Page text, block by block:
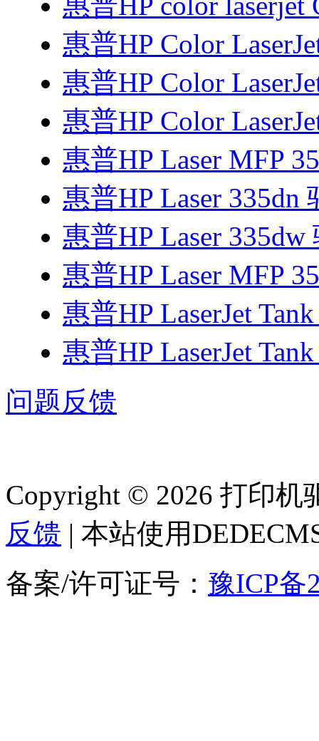
惠普HP Color
惠普HP Color
惠普HP Color
惠普HP Laser MFP
惠普HP Laser 335dn
惠普HP Laser 335dw
惠普HP Laser MFP
惠普HP LaserJet
惠普HP LaserJet
问题反馈
Copyright © 2026 打印
反馈 | 本站使用
备案/许可证号： 豫ICP备